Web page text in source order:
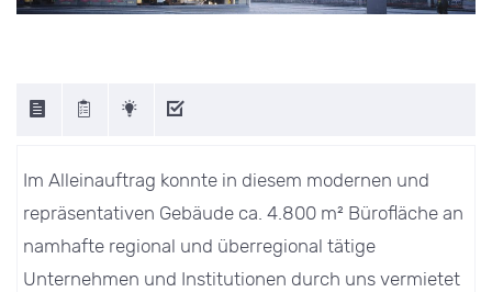
Im Alleinauftrag konnte in diesem modernen und
repräsentativen Gebäude ca. 4.800 m² Bürofläche an
namhafte regional und überregional tätige
Unternehmen und Institutionen durch uns vermietet